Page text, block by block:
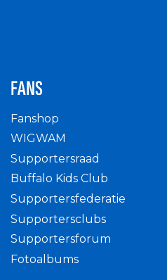
FANS
Fanshop
WIGWAM
Supportersraad
Buffalo Kids Club
Supportersfederatie
Supportersclubs
Supportersforum
Fotoalbums